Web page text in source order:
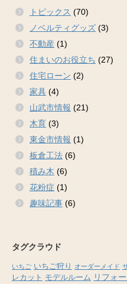
トピックス (70)
ノベルティグッズ (3)
不動産 (1)
住まいのお役立ち (27)
住宅ローン (2)
家具 (4)
山武市情報 (21)
木育 (3)
東金市情報 (1)
板倉工法 (6)
積み木 (6)
花粉症 (1)
趣味記事 (6)
タグクラウド
いちご いちご狩り オーダーメイド
レカット モデルルーム リフォ